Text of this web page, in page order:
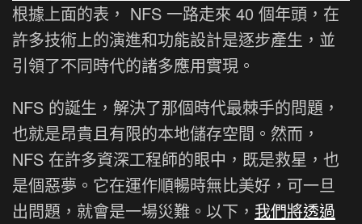
根據上面的表， NFS 一路走來 40 個年頭，在
許多技術上的演進和功能設計是逐步產生，並
引領了不同時代的諸多應用實現。
NFS 的誕生，解決了那個時代最棘手的問題，
也就是昂貴且有限的本地儲存空間。然而，
NFS 在許多資深工程師的眼中，既是救星，也
是個惡夢。它在運作順暢時無比美好，可一旦
出問題，就會是一場災難。以下， 我們將透過